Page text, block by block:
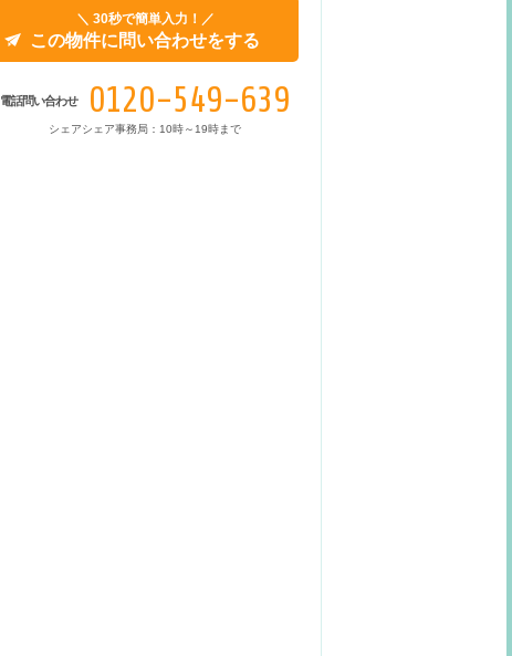
＼ 30秒で簡単入力！／
この物件に問い合わせをする
電話問い合わせ 0120-549-639
シェアシェア事務局：10時～19時まで